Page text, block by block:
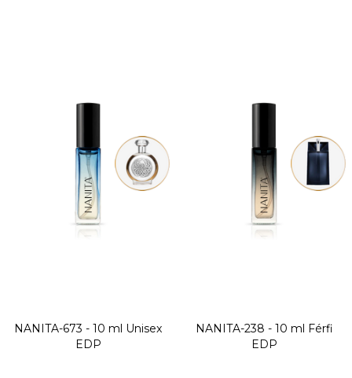
NANITA-673 - 10 ml Unisex
EDP
NANITA-238 - 10 ml
Férfi
EDP